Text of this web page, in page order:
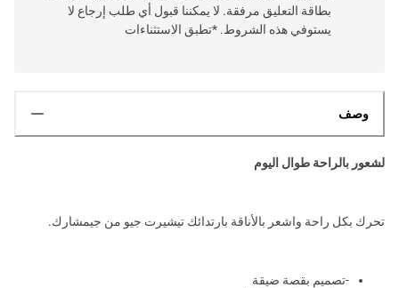
بطاقة التعليق مرفقة. لا يمكننا قبول أي طلب إرجاع لا
يستوفي هذه الشروط. *تطبق الاستثناءات
وصف
لشعور بالراحة طوال اليوم
تحرك بكل راحة واشعر بالأناقة بارتدائك تيشيرت جيو من جيمشارك.
-تصميم بقصة ضيقة